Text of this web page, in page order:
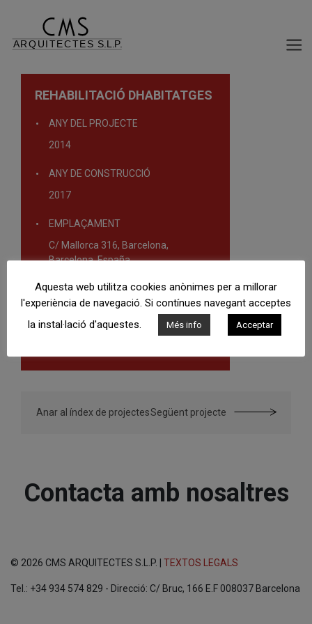
REHABILITACIÓ DHABITATGES
ANY DEL PROJECTE
2014
ANY DE CONSTRUCCIÓ
2017
EMPLAÇAMENT
C/ Mallorca 316, Barcelona,
Barcelona, España
TIPOLOGÍA:
Projectes de rehabilitació
Anar al índex de projectesSegüent projecte
Contacta amb nosaltres
© 2026 CMS ARQUITECTES S.L.P. | TEXTOS LEGALS
Tel.: +34 934 574 829 - Direcció: C/ Bruc, 166 E.F 008037 Barcelona
Aquesta web utilitza cookies anònimes per a millorar
l'experiència de navegació. Si contínues navegant acceptes
la instal·lació d'aquestes.
Més info Acceptar